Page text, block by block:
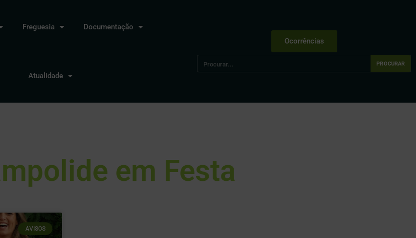
Freguesia Documentação
Atualidade
Ocorrências
PROCURAR
em Festa
AVISOS